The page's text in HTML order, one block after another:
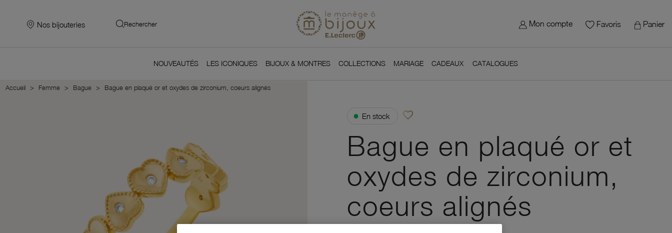
Nos bijouteries Rechercher
Mon compte
Favoris Panier
NOUVEAUTÉS LES ICONIQUES BIJOUX & MONTRES COLLECTIONS MARIAGE CADEAUX CATALOGUES
Accueil Femme Bague Bague en plaqué or et oxydes de zirconium, coeurs alignés
● En stock favorite_borderAjouter à vos favoris
Bague en plaqué or et
oxydes de zirconium,
coeurs alignés